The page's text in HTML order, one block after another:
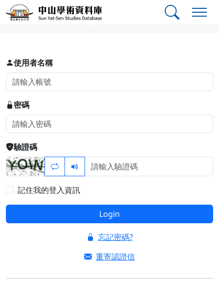
跳到主要內容
中山學術資料庫
登入
使用者名稱
密碼
驗證碼
記住我的登入資訊
Login
忘記密碼?
重寄認證信